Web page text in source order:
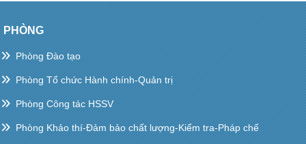
PHÒNG
Phòng Đào tạo
Phòng Tổ chức Hành chính-Quản trị
Phòng Công tác HSSV
Phòng Khảo thí-Đảm bảo chất lượng-Kiểm tra-Pháp chế